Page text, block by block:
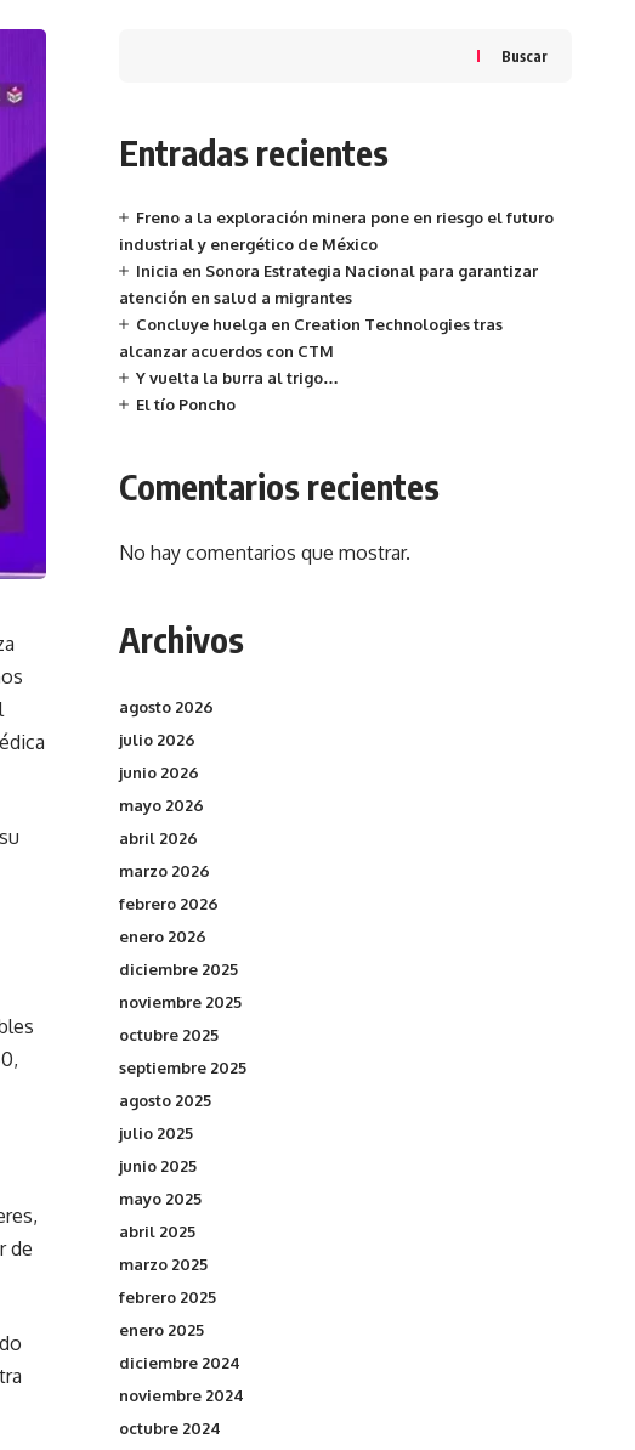
de
Buscar
Entradas recientes
Freno a la exploración minera pone en riesgo el futuro
industrial y energético de México
Inicia en Sonora Estrategia Nacional para garantizar
atención en salud a migrantes
Concluye huelga en Creation Technologies tras
alcanzar acuerdos con CTM
Y vuelta la burra al trigo…
El tío Poncho
Comentarios recientes
No hay comentarios que mostrar.
Archivos
agosto 2026
julio 2026
junio 2026
mayo 2026
abril 2026
marzo 2026
febrero 2026
enero 2026
diciembre 2025
noviembre 2025
octubre 2025
septiembre 2025
agosto 2025
julio 2025
junio 2025
mayo 2025
abril 2025
marzo 2025
febrero 2025
enero 2025
diciembre 2024
noviembre 2024
octubre 2024